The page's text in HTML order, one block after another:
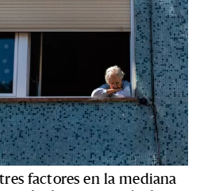
factores en la mediana